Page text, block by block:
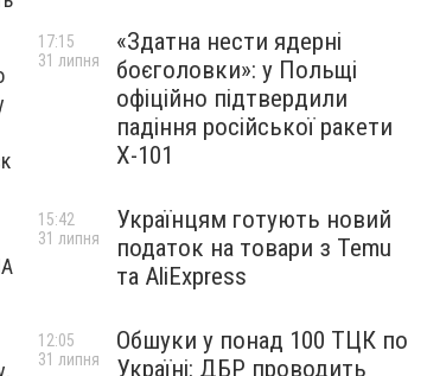
«Здатна нести ядерні
боєголовки»: у Польщі
офіційно підтвердили
падіння російської ракети
Х-101
17:15
31 липня
Українцям готують новий
податок на товари з Temu
та AliExpress
15:42
31 липня
Обшуки у понад 100 ТЦК по
Україні: ДБР проводить
12:05
31 липня